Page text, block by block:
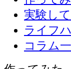
実験し
ライフ
コラム